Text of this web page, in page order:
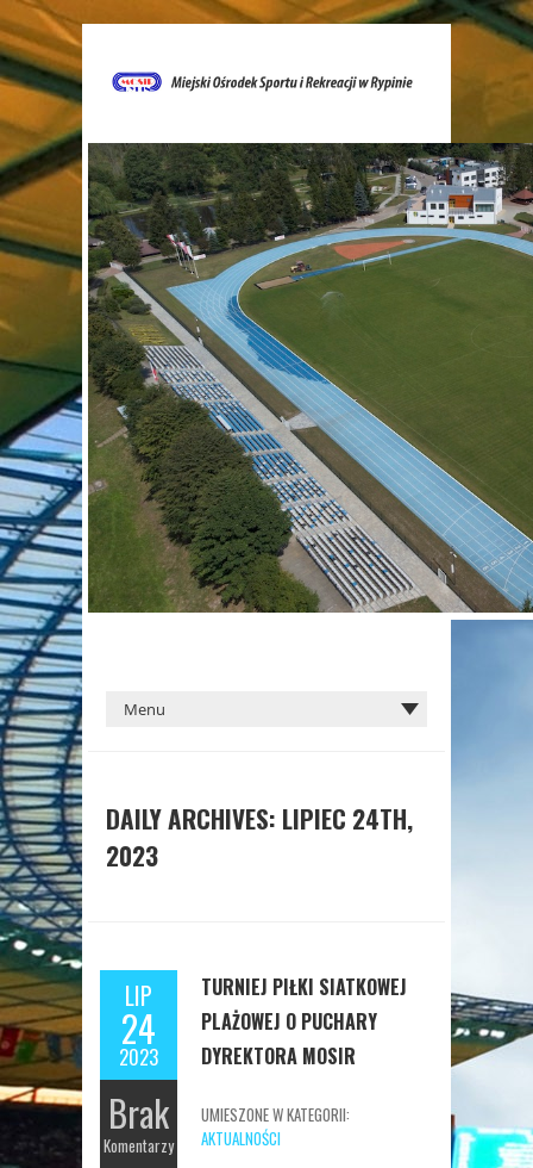
DAILY ARCHIVES: LIPIEC 24TH,
2023
LIP
24
2023
Brak
Komentarzy
TURNIEJ PIŁKI SIATKOWEJ
PLAŻOWEJ O PUCHARY
DYREKTORA MOSIR
UMIESZONE W KATEGORII:
AKTUALNOŚCI